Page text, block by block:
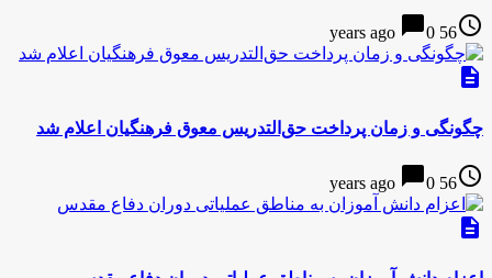
access_time
56 years ago
chat_bubble0
description
چگونگی و زمان پرداخت حق‌التدریس معوق فرهنگیان اعلام شد
access_time
56 years ago
chat_bubble0
description